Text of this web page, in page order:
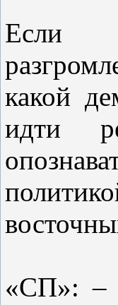
Если
какой
идти
«СП»: –